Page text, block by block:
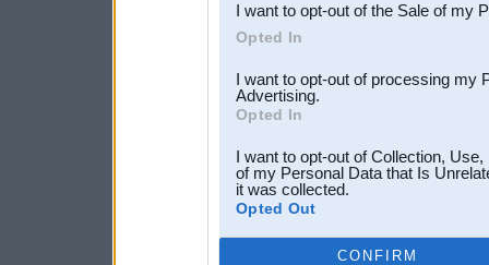
I want to opt-out of the Sale of my
Opted In
I want to opt-out of processing my
Advertising.
Opted In
I want to opt-out of Collection,
of my Personal Data that Is
it was collected.
Opted Out
CONFIRM